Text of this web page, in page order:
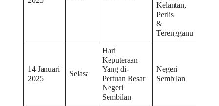
Kelantan,
Perlis
&
Terengganu
14 Januari
2025
Selasa
Hari
Keputeraan
Yang di-
Pertuan Besar
Negeri
Sembilan
Negeri
Sembilan